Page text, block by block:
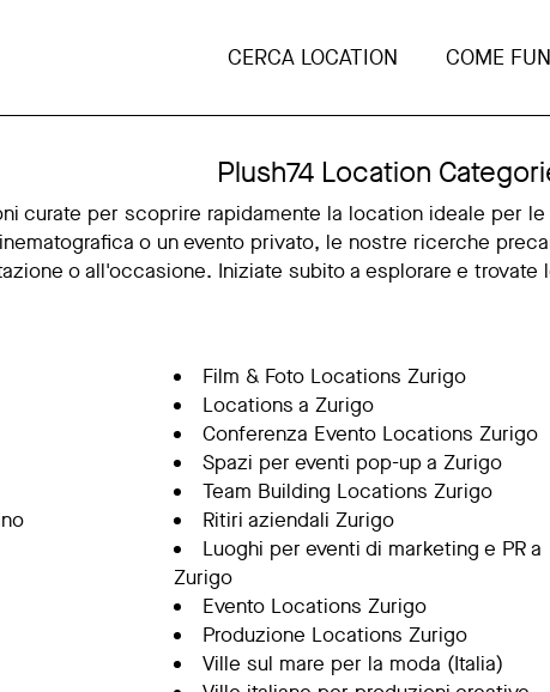
CERCA LOCATION COME
Plush74 Location
curate per scoprire rapidamente la location ideale per
o un evento privato, le nostre ricerche
o all'occasione. Iniziate subito a esplorare e
Film & Foto Locations Zurigo
Locations a Zurigo
Conferenza Evento Locations Zurigo
Spazi per eventi pop-up a Zurigo
Team Building Locations Zurigo
Ritiri aziendali Zurigo
Luoghi per eventi di marketing e PR a
Zurigo
Evento Locations Zurigo
Produzione Locations Zurigo
Ville sul mare per la moda (Italia)